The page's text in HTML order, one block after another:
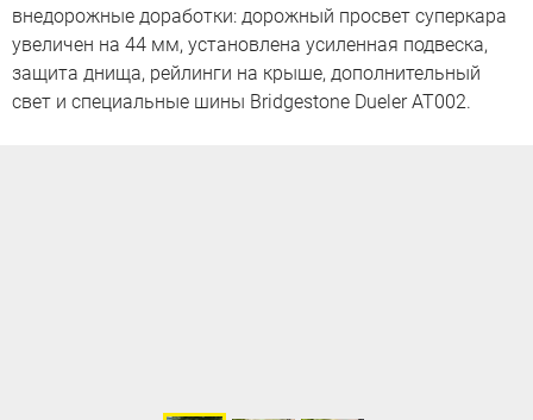
внедорожные доработки: дорожный просвет суперкара
увеличен на 44 мм, установлена усиленная подвеска,
защита днища, рейлинги на крыше, дополнительный
свет и специальные шины Bridgestone Dueler AT002.